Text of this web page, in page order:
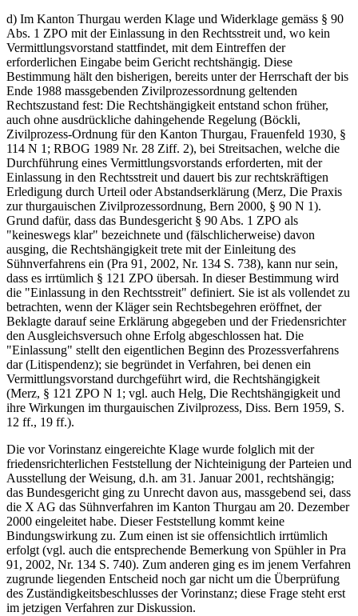
d) Im Kanton Thurgau werden Klage und Widerklage gemäss § 90
Abs. 1 ZPO mit der Einlassung in den Rechtsstreit und, wo kein
Vermittlungsvorstand stattfindet, mit dem Eintreffen der
erforderlichen Eingabe beim Gericht rechtshängig. Diese
Bestimmung hält den bisherigen, bereits unter der Herrschaft der bis
Ende 1988 massgebenden Zivilprozessordnung geltenden
Rechtszustand fest: Die Rechtshängigkeit entstand schon früher,
auch ohne ausdrückliche dahingehende Regelung (Böckli,
Zivilprozess-Ordnung für den Kanton Thurgau, Frauenfeld 1930, §
114 N 1; RBOG 1989 Nr. 28 Ziff. 2), bei Streitsachen, welche die
Durchführung eines Vermittlungsvorstands erforderten, mit der
Einlassung in den Rechtsstreit und dauert bis zur rechtskräftigen
Erledigung durch Urteil oder Abstandserklärung (Merz, Die Praxis
zur thurgauischen Zivilprozessordnung, Bern 2000, § 90 N 1).
Grund dafür, dass das Bundesgericht § 90 Abs. 1 ZPO als
"keineswegs klar" bezeichnete und (fälschlicherweise) davon
ausging, die Rechtshängigkeit trete mit der Einleitung des
Sühnverfahrens ein (Pra 91, 2002, Nr. 134 S. 738), kann nur sein,
dass es irrtümlich § 121 ZPO übersah. In dieser Bestimmung wird
die "Einlassung in den Rechtsstreit" definiert. Sie ist als vollendet zu
betrachten, wenn der Kläger sein Rechtsbegehren eröffnet, der
Beklagte darauf seine Erklärung abgegeben und der Friedensrichter
den Ausgleichsversuch ohne Erfolg abgeschlossen hat. Die
"Einlassung" stellt den eigentlichen Beginn des Prozessverfahrens
dar (Litispendenz); sie begründet in Verfahren, bei denen ein
Vermittlungsvorstand durchgeführt wird, die Rechtshängigkeit
(Merz, § 121 ZPO N 1; vgl. auch Helg, Die Rechtshängigkeit und
ihre Wirkungen im thurgauischen Zivilprozess, Diss. Bern 1959, S.
12 ff., 19 ff.).
Die vor Vorinstanz eingereichte Klage wurde folglich mit der
friedensrichterlichen Feststellung der Nichteinigung der Parteien und
Ausstellung der Weisung, d.h. am 31. Januar 2001, rechtshängig;
das Bundesgericht ging zu Unrecht davon aus, massgebend sei, dass
die X AG das Sühnverfahren im Kanton Thurgau am 20. Dezember
2000 eingeleitet habe. Dieser Feststellung kommt keine
Bindungswirkung zu. Zum einen ist sie offensichtlich irrtümlich
erfolgt (vgl. auch die entsprechende Bemerkung von Spühler in Pra
91, 2002, Nr. 134 S. 740). Zum anderen ging es im jenem Verfahren
zugrunde liegenden Entscheid noch gar nicht um die Überprüfung
des Zuständigkeitsbeschlusses der Vorinstanz; diese Frage steht erst
im jetzigen Verfahren zur Diskussion.